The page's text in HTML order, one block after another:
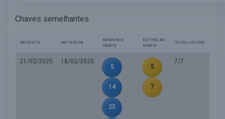
Chaves semelhantes
RECENTE ANTERIOR
NÚMEROS
IGUAIS
ESTRELAS
IGUAIS
TOTAL/SCORE
21/02/2025
18/02/2025
5
14
25
5
7
7/7